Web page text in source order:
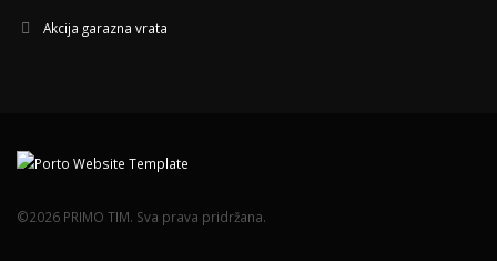
Akcija garazna vrata
©2026 PRIMO TIM. Sva prava pridržana.